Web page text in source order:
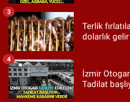
Terlik
dolarlık
3
İzmir
Tadilat
4